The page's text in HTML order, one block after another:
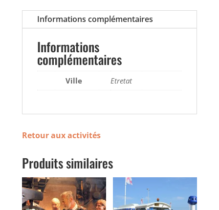
mer
à
Informations complémentaires
Informations
complémentaires
Ville Etretat
Retour aux activités
Produits similaires